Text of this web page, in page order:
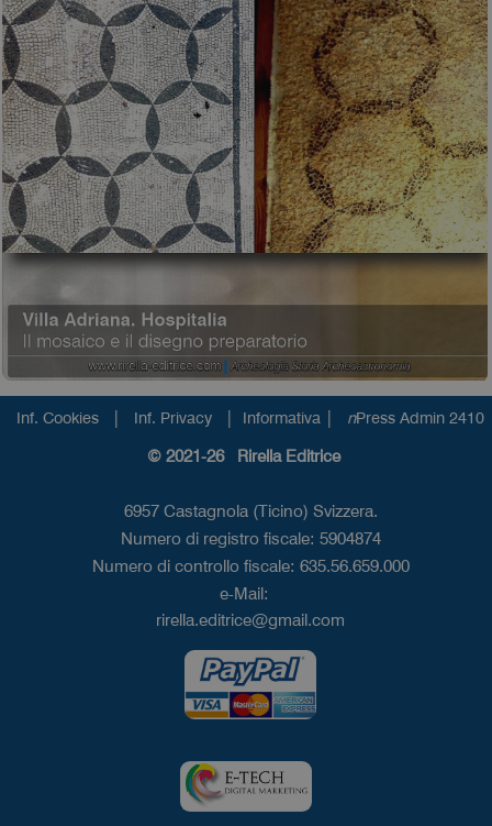
Inf. Cookies | Inf. Privacy | Informativa | nPress Admin 2410
© 2021-26 Rirella Editrice
6957 Castagnola (Ticino) Svizzera.
Numero di registro fiscale: 5904874
Numero di controllo fiscale: 635.56.659.000
e-Mail:
rirella.editrice@gmail.com